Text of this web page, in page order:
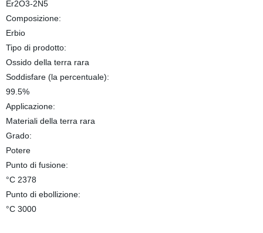
Er2O3-2N5
Composizione:
Erbio
Tipo di prodotto:
Ossido della terra rara
Soddisfare (la percentuale):
99.5%
Applicazione:
Materiali della terra rara
Grado:
Potere
Punto di fusione:
°C 2378
Punto di ebollizione:
°C 3000